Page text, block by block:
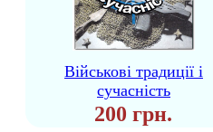
Військові традиції і
сучасність
200 грн.